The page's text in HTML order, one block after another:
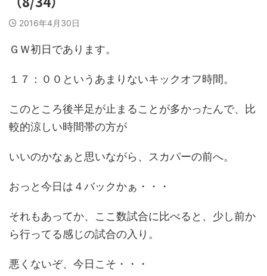
2016年4月30日
ＧＷ初日であります。
１７：００というあまりないキックオフ時間。
このところ後半足が止まることが多かったんで、比
較的涼しい時間帯の方が
いいのかなぁと思いながら、スカパーの前へ。
おっと今日は４バックかぁ・・・
それもあってか、ここ数試合に比べると、少し前か
ら行ってる感じの試合の入り。
悪くないぞ、今日こそ・・・